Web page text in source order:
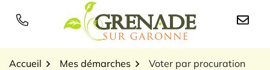
Logo Grenade sur
Accueil Mes démarches Voter par procuration